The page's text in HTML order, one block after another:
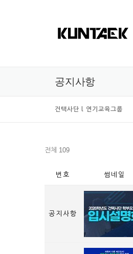
공지사항
건택사단 l 연기교육그룹
전체 109
번호 썸네일
공지사항